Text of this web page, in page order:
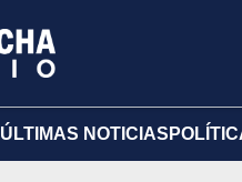
ÚLTIMAS NOTICIAS